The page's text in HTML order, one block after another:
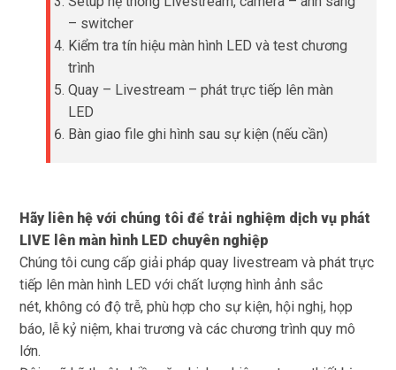
– switcher
Kiểm tra tín hiệu màn hình LED và test chương
trình
Quay – Livestream – phát trực tiếp lên màn
LED
Bàn giao file ghi hình sau sự kiện (nếu cần)
Hãy liên hệ với chúng tôi để trải nghiệm dịch vụ phát
LIVE lên màn hình LED chuyên nghiệp
Chúng tôi cung cấp giải pháp quay livestream và phát trực
tiếp lên màn hình LED với chất lượng hình ảnh sắc
nét, không có độ trễ, phù hợp cho sự kiện, hội nghị, họp
báo, lễ kỷ niệm, khai trương và các chương trình quy mô
lớn.